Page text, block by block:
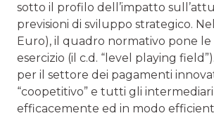
sotto il profilo dell’impatto
previsioni di sviluppo strategico.
Euro), il quadro normativo pone le
esercizio (il c.d. “level playing
per il settore dei pagamenti
“coopetitivo” e tutti gli
efficacemente ed in modo